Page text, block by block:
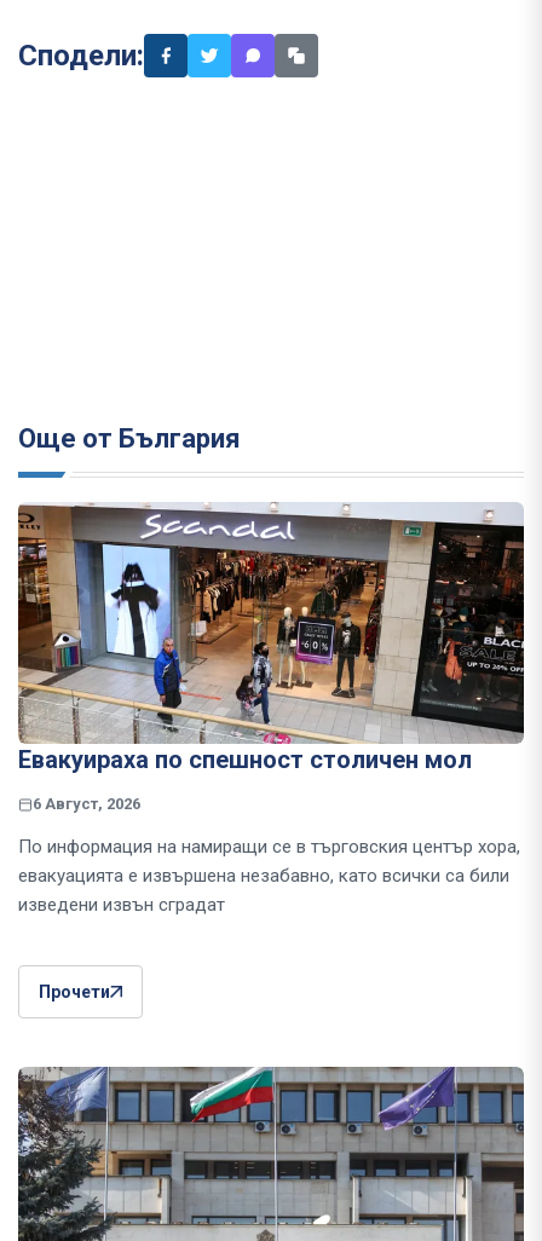
Сподели:
Още от България
Евакуираха по спешност столичен мол
6 Август, 2026
По информация на намиращи се в търговския център хора,
евакуацията е извършена незабавно, като всички са били
изведени извън сградат
Прочети